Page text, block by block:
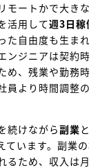
モートかで大き
活用して週3日稼
た自由度も生ま
ンジニアは契約
め、残業や勤務
員より時間調整
続けながら副業
ています。副業
るため、収入は